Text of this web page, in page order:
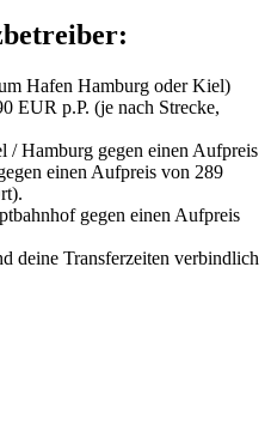
Hafen Hamburg oder Kiel)
EUR p.P. (je nach Strecke,
/ Hamburg gegen einen Aufpreis
einen Aufpreis von 289
gegen einen Aufpreis
deine Transferzeiten verbindlich